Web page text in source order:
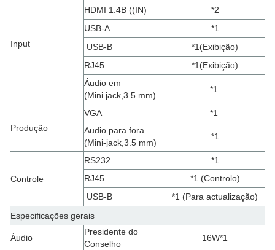
Input
HDMI 1.4B ((IN)
*2
USB-A
*1
USB-B
*1 (Exibição)
RJ45
*1 (Exibição)
Áudio em
(Mini jack,3.5 mm)
*1
Produção
VGA
*1
Audio para fora
(Mini-jack,3.5 mm)
*1
Controle
RS232
*1
RJ45
*1 (Controlo)
USB-B
*1 (Para actualização)
Especificações gerais
Áudio
Presidente do
Conselho
16W*1